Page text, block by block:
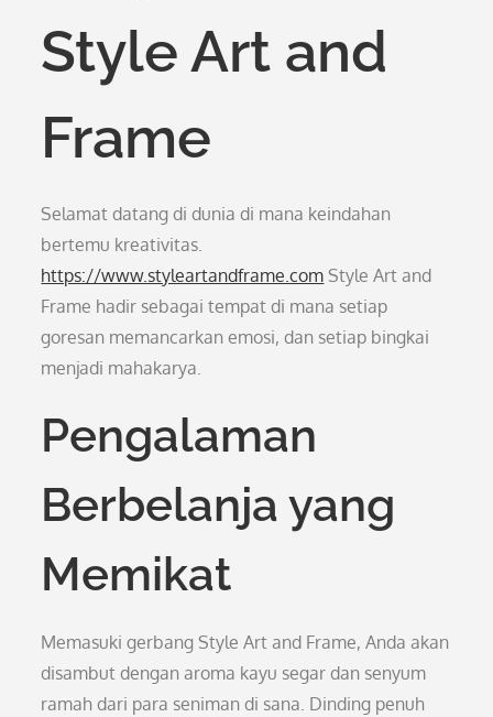
Style Art and
Frame
Selamat datang di dunia di mana keindahan
bertemu kreativitas.
https://www.styleartandframe.com Style Art and
Frame hadir sebagai tempat di mana setiap
goresan memancarkan emosi, dan setiap bingkai
menjadi mahakarya.
Pengalaman
Berbelanja yang
Memikat
Memasuki gerbang Style Art and Frame, Anda akan
disambut dengan aroma kayu segar dan senyum
ramah dari para seniman di sana. Dinding penuh